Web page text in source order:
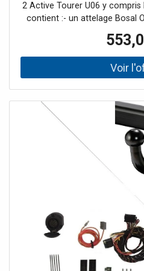
2 Active Tourer U06 y
contient :- un attelage Bosal
spécifique 13 broches
complet et les
incluses.L'attelage,
n'est pas compatible avec
prendre en compte les
fiche